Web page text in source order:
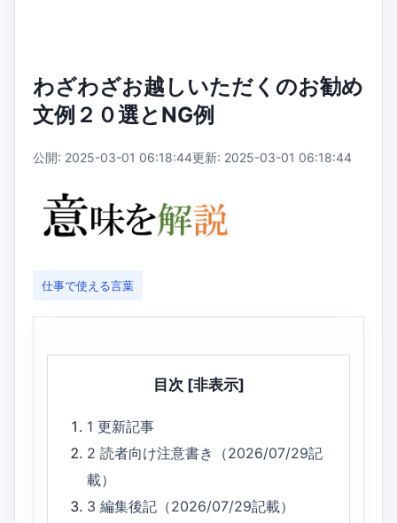
わざわざお越しいただくのお勧め
文例２０選とNG例
公開: 2025-03-01 06:18:44更新: 2025-03-01 06:18:44
仕事で使える言葉
目次 [非表示]
1更新記事
2読者向け注意書き（2026/07/29記
載）
3編集後記（2026/07/29記載）